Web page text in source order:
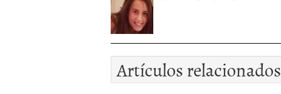
Artículos relacionados